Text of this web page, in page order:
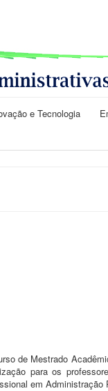
e Tecnologia
de Mestrado
para os
em Administração